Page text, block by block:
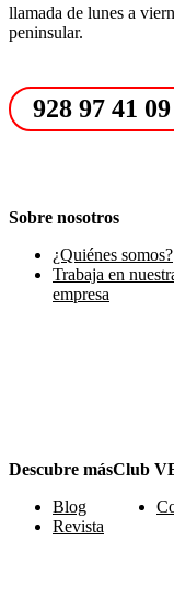
llamada de lunes a
peninsular.
928 97 41 09
Sobre nosotros
¿Quiénes somos?
Trabaja en
empresa
Descubre más
Blog
Revista
Club